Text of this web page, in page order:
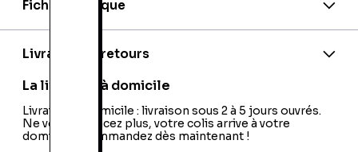
Fiche technique
Livraison et retours
La livraison à domicile
Livraison à domicile : livraison sous 2 à 5 jours ouvrés.
Ne vous déplacez plus, votre colis arrive à votre
domicile ! Commandez dès maintenant !